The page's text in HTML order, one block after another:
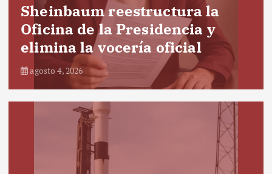
Sheinbaum reestructura la
Oficina de la Presidencia y
elimina la vocería oficial
agosto 4, 2026